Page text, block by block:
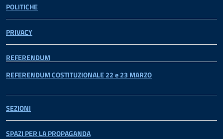
POLITICHE
PRIVACY
REFERENDUM
REFERENDUM COSTITUZIONALE 22 e 23 MARZO
SEZIONI
SPAZI PER LA PROPAGANDA